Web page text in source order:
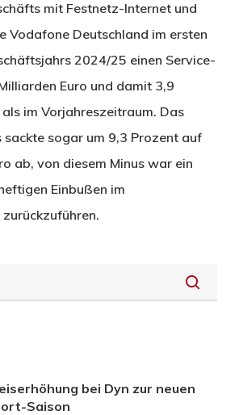
mit Festnetz-Internet und
Vodafone Deutschland im ersten
2024/25 einen Service-
Euro und damit 3,9
im Vorjahreszeitraum. Das
sackte sogar um 9,3 Prozent auf
ab, von diesem Minus war ein
Einbußen im
bei Dyn zur neuen
Saison